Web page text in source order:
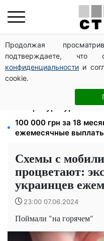
Продолжая
подтверждаете,
конфиденциальности и
cookie.
172 940 грн защитят
коммуналку: с
8 451 грн вместо
объяснил, как
1577 человек списали
Генпрокуратура о
100 000 грн за 18
ежемесячные
Схемы с
процветают:
украинцев
23:00 07.06.2024
Поймали "на горячем"